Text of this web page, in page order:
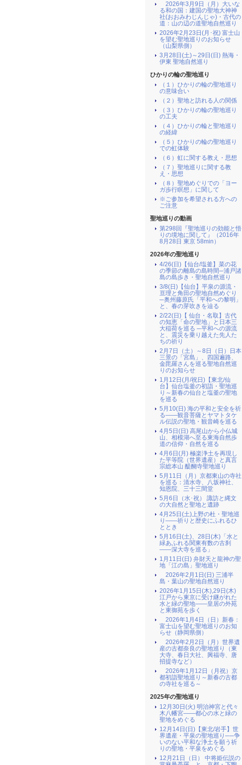
2026年3月9日（月）大いな
る和の国：建国の聖地大神神
社(おおみわじんじゃ)・古代の
道：山の辺の道聖地自然巡り
2026年2月23日(月･祝) 富士山
を望む聖地巡りのお知らせ
（山梨県側）
3月28日(土)～29日(日) 熱海・
伊東 聖地自然巡り
ひかりの輪の聖地巡り
（１）ひかりの輪の聖地巡り
の意味合い
（２）聖地と訪れる人の関係
（３）ひかりの輪の聖地巡り
の工夫
（４）ひかりの輪と聖地巡り
の経緯
（５）ひかりの輪の聖地巡り
での虹体験
（６）虹に関する教え・思想
（７）聖地巡りに関する教
え・思想
（８）聖地めぐりでの「ヨー
ガ歩行瞑想」に関して
※ご参加を希望される方への
ご注意
聖地巡りの動画
第298回『聖地巡りの効能と悟
りの境地に関して』（2016年
8月28日 東京 58min）
2026年の聖地巡り
4/26(日)【仙台/塩釜】菜の花
の季節の離島の島時間─浦戸諸
島の島歩き・聖地自然巡り
3/8(日)【仙台】平泉の源流・
亘理と角田の聖地自然めぐり
─奥州藤原氏「平和への黎明」
と、春の芽吹きを辿る
2/22(日)【 仙台・名取】古代
の知恵「命の聖地」と日本三
大稲荷を巡る ─平和への源流
と、震災を乗り越えた先人た
ちの祈り
2月7日（土）～8日（日）日本
三景の「宮島」、四国遍路、
金毘羅さんを巡る聖地自然巡
りのお知らせ
1月12日(月/祝日)【東北/仙
台】仙台塩釜の初詣・聖地巡
り～新春の仙台と塩釜の聖地
を巡る
5月10(日) 海の平和と安全を祈
る――観音菩薩とヤマトタケ
ル伝説の聖地・観音崎を巡る
4月5日(日) 高尾山から小仏城
山、相模湖へ至る東海自然歩
道の信仰・自然を巡る
4月6日(月) 極楽浄土を再現し
た平等院（世界遺産）と真言
宗総本山 醍醐寺聖地巡り
5月11日（月）京都東山の寺社
を巡る：清水寺、八坂神社、
知恩院、三十三間堂
5月6日（水･祝） 諏訪と縄文
の大自然と聖地と遺跡
4月25日(土)上野の杜・聖地巡
り――祈りと歴史にふれるひ
ととき
5月16日(土)、28日(木)「水と
緑あふれる関東有数の古刹
――深大寺を巡る」
1月11日(日) 弁財天と龍神の聖
地「江の島」聖地巡り
2026年2月1日(日) 三浦半
島・葉山の聖地自然巡り
2026年1月15日(木),29日(木)
江戸から東京に受け継がれた
水と緑の聖地――皇居の外苑
と東御苑を歩く
2026年1月4日（日）新春：
富士山を望む聖地巡りのお知
らせ（静岡県側）
2026年2月2日（月）世界遺
産の古都奈良の聖地巡り（東
大寺、春日大社、興福寺、唐
招提寺など）
2026年1月12日（月祝）京
都初詣聖地巡り～新春の古都
の寺社を巡る～
2025年の聖地巡り
12月30日(火) 明治神宮と代々
木八幡宮――都心の水と緑の
聖地をめぐる
12月14日(日)【東北/岩手】世
界遺産・平泉の聖地巡り──争
いのない平和な浄土を願う祈
りの聖地・平泉をめぐる
12月21日（日） 中将姫伝説の